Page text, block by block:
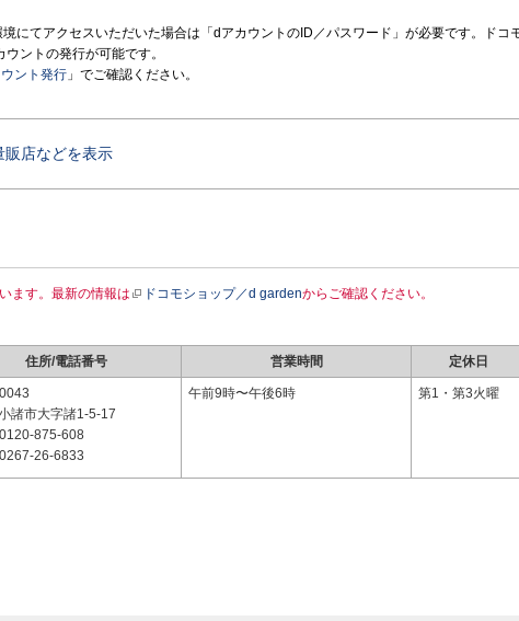
にてアクセスいただいた場合は「dアカウントのID／パスワード」が必要です。ドコ
ントの発行が可能です。
ント発行 」でご確認ください。
販店などを表示
ます。最新の情報は ドコモショップ／d gardenからご確認ください。
住所/電話番号 営業時間 定休日
諸市大字諸1-5-17
0120-875-608
0267-26-6833
午前9時〜午後6時 第1・第3火曜